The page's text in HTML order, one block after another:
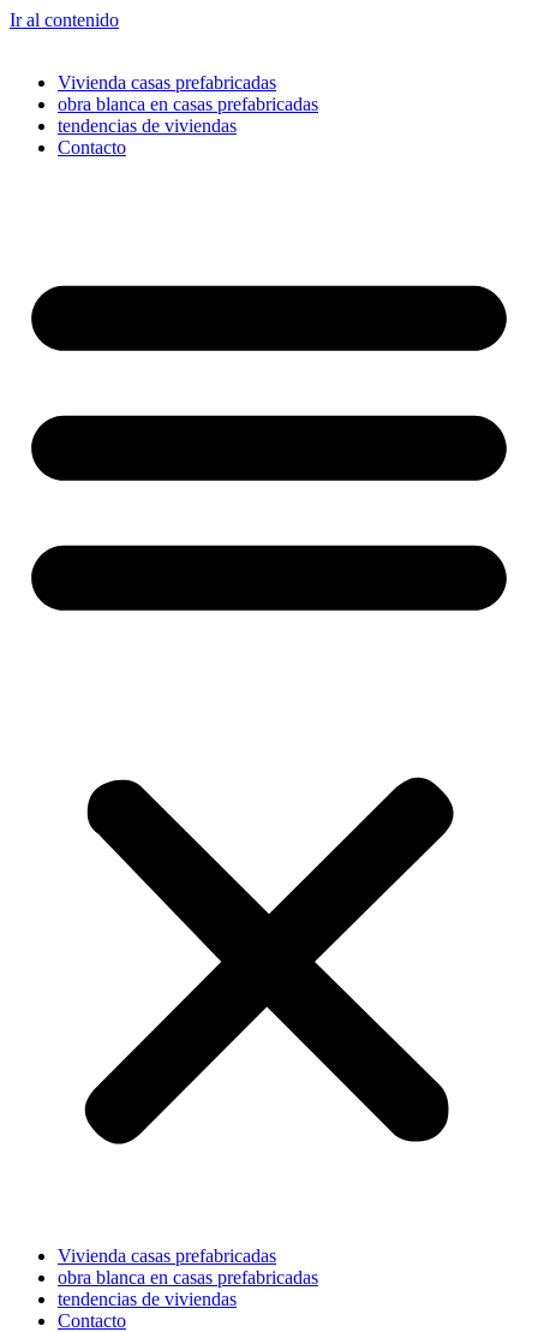
Ir al contenido
Vivienda casas prefabricadas
obra blanca en casas prefabricadas
tendencias de viviendas
Contacto
Vivienda casas prefabricadas
obra blanca en casas prefabricadas
tendencias de viviendas
Contacto